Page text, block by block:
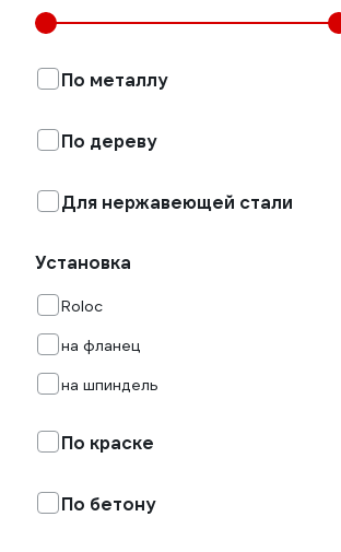
По металлу
По дереву
Для нержавеющей стали
Установка
Roloc
на фланец
на шпиндель
По краске
По бетону